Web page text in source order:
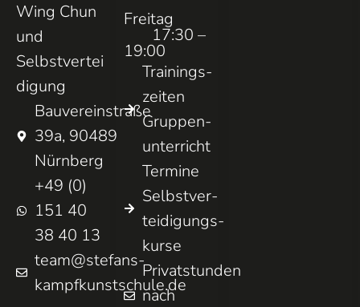
Wing Chun
und
Selbstvertei
digung
Bauvereinstraße
39a, 90489
Nürnberg
+49 (0)
151 40
38 40 13
team@stefans-
kampfkunstschule.de
Freitag
17:30 –
19:00
Trainings­
zeiten
Gruppen­
unterricht
Termine
Selbst­ver­
teidigungs­
kurse
Privatstunden
nach